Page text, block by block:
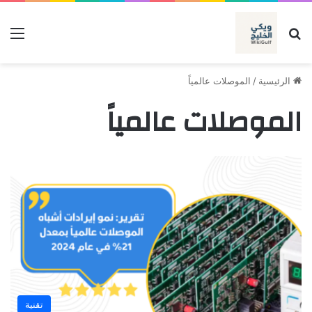
بحث عن
الرئيسية / الموصلات عالمياً
الموصلات عالمياً
تقنية